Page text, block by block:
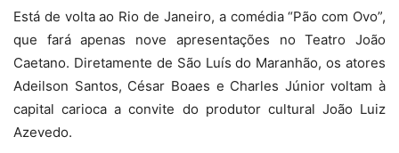
Está de volta ao Rio de Janeiro, a comédia “Pão com Ovo”,
que fará apenas nove apresentações no Teatro João
Caetano. Diretamente de São Luís do Maranhão, os atores
Adeilson Santos, César Boaes e Charles Júnior voltam à
capital carioca a convite do produtor cultural João Luiz
Azevedo.